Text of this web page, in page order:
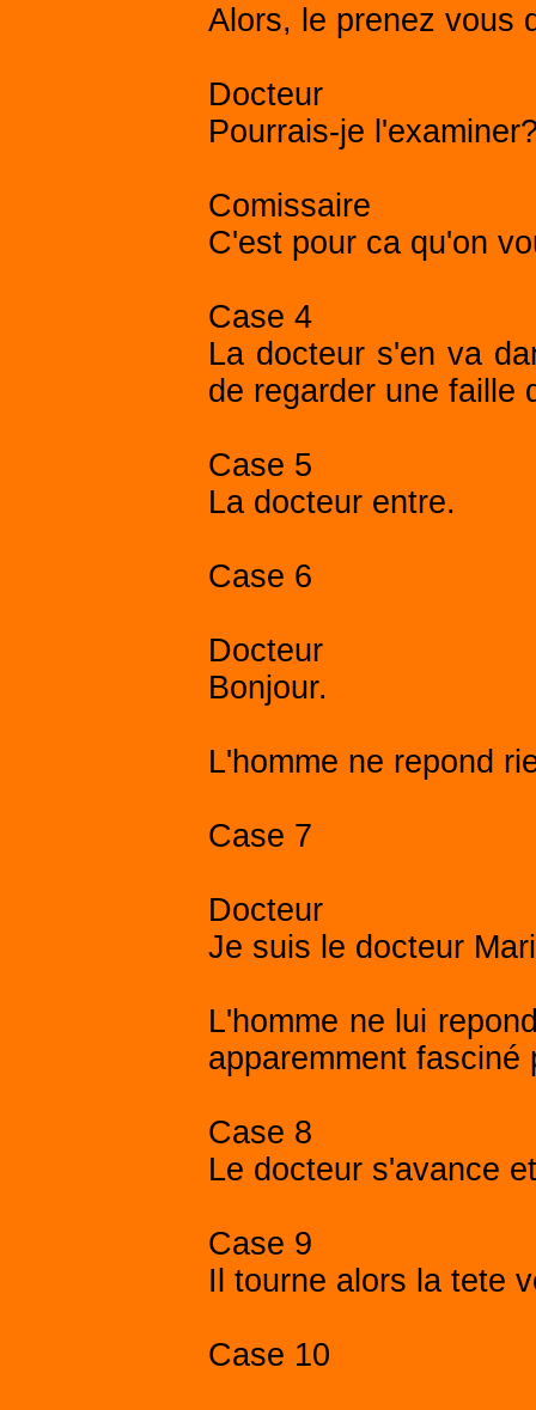
Alors, le prenez vous
Docteur
Pourrais-je
Comissaire
C'est pour ca qu'on
Case 4
La docteur s'en va
de regarder une faille
Case 5
La docteur entre.
Case 6
Docteur
Bonjour.
L'homme ne repond
Case 7
Docteur
Je suis le docteur
L'homme ne lui
apparemment fasciné
Case 8
Le docteur s'avance
Case 9
Il tourne alors la tete
Case 10